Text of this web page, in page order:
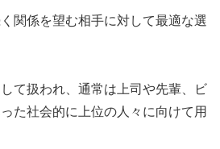
関係を望む相手に対して最適な選
て扱われ、通常は上司や先輩、ビ
た社会的に上位の人々に向けて用